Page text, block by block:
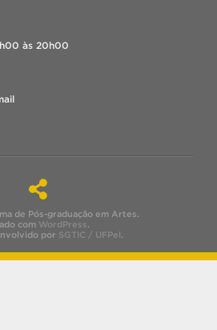
às 20h00
de Pós-graduação em Artes.
com WordPress.
por SGTIC / UFPel.